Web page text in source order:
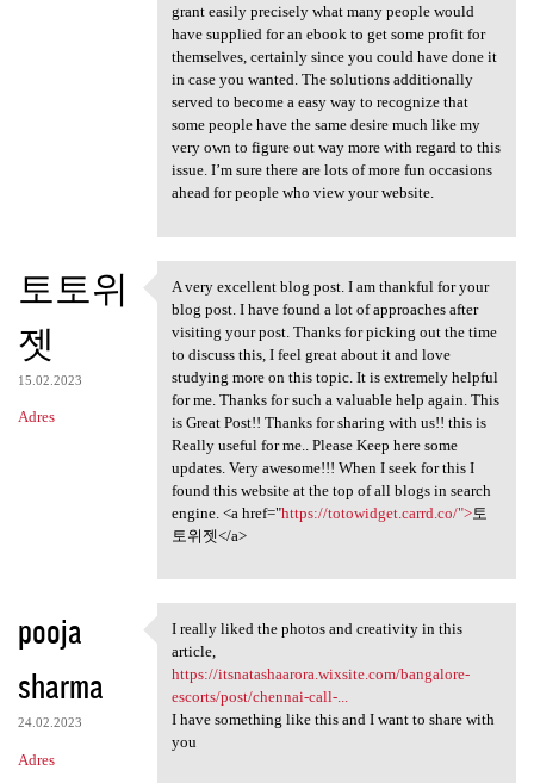
grant easily precisely what many people would
have supplied for an ebook to get some profit for
themselves, certainly since you could have done it
in case you wanted. The solutions additionally
served to become a easy way to recognize that
some people have the same desire much like my
very own to figure out way more with regard to this
issue. I’m sure there are lots of more fun occasions
ahead for people who view your website.
토토위
젯
15.02.2023
Adres
A very excellent blog post. I
A very excellent blog post. I am thankful for your
blog post. I have found a lot of approaches after
visiting your post. Thanks for picking out the time
to discuss this, I feel great about it and love
studying more on this topic. It is extremely helpful
for me. Thanks for such a valuable help again. This
is Great Post!! Thanks for sharing with us!! this is
Really useful for me.. Please Keep here some
updates. Very awesome!!! When I seek for this I
found this website at the top of all blogs in search
engine. <a href="https://totowidget.carrd.co/">토
토위젯</a>
pooja
sharma
24.02.2023
Adres
I really liked the photos and
I really liked the photos and creativity in this
article,
https://itsnatashaarora.wixsite.com/bangalore-
escorts/post/chennai-call-...
I have something like this and I want to share with
you